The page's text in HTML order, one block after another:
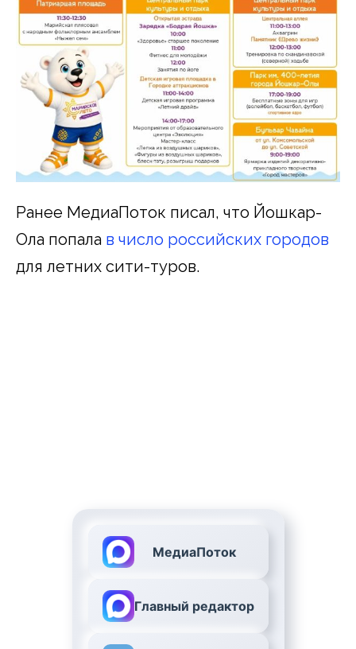
Ранее МедиаПоток писал, что Йошкар-
Ола попала в число российских городов
для летних сити-туров.
МедиаПоток
Главный редактор